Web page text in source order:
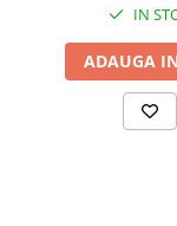
Sanitare
Accesorii baterii
Accesorii chiuvete
IN
ADAUGA